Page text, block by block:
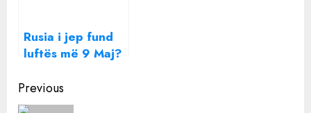
Rusia i jep fund
luftës më 9 Maj?
jep fund
dyshimeve
Continue
Previous